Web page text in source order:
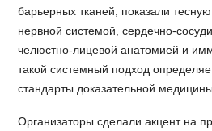
барьерных тканей, показали
нервной системой, сердечно-
челюстно-лицевой анатомией и
такой системный подход
стандарты доказательной медицины.
Организаторы сделали акцент на